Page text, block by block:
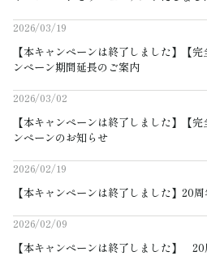
ストーリー
サンバリア100の完全遮光
ものづくり
よみもの
商品の違い
2026/03/19
【本キャンペーンは終了しました】【
ンペーン期間延長のご案内
2026/03/02
【本キャンペーンは終了しました】【
ンペーンのお知らせ
2026/02/19
【本キャンペーンは終了しました】20
2026/02/09
【本キャンペーンは終了しました】 20